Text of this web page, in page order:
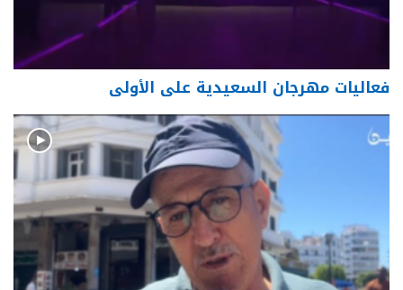
فعاليات مهرجان السعيدية على الأولى